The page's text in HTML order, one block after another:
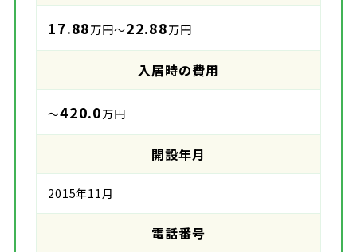
17.88万円～22.88万円
入居時の費用
～420.0万円
開設年月
2015年11月
電話番号